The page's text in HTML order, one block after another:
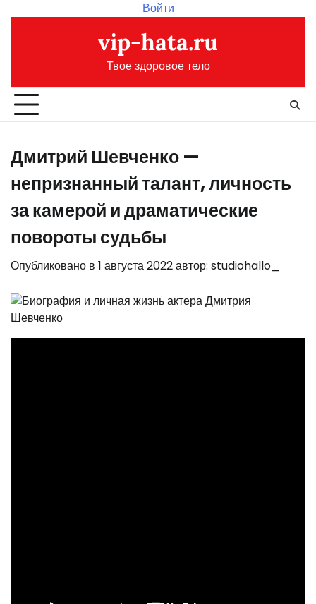
Войти
vip-hata.ru
Твое здоровое тело
Дмитрий Шевченко —
непризнанный талант, личность
за камерой и драматические
повороты судьбы
Опубликовано в 1 августа 2022автор: studiohallo_